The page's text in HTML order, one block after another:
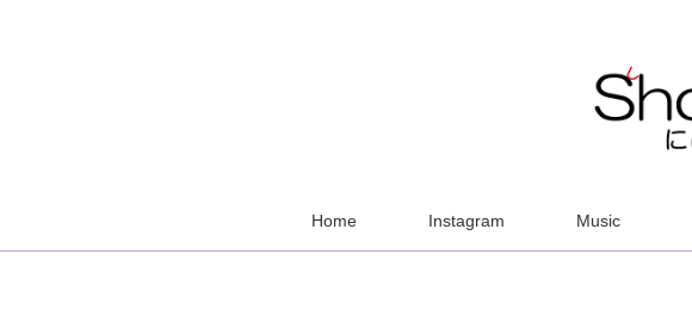
Home Instagram Music